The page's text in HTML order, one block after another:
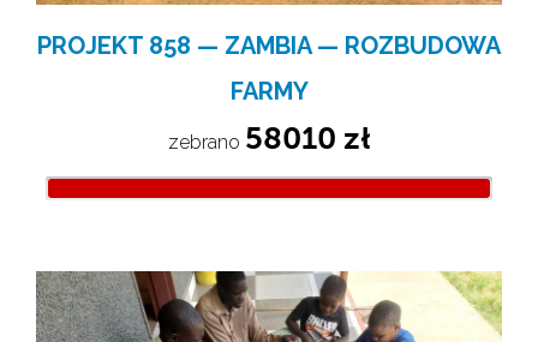
PROJEKT 858 — ZAMBIA — ROZBUDOWA
FARMY
zebrano 58010 zł